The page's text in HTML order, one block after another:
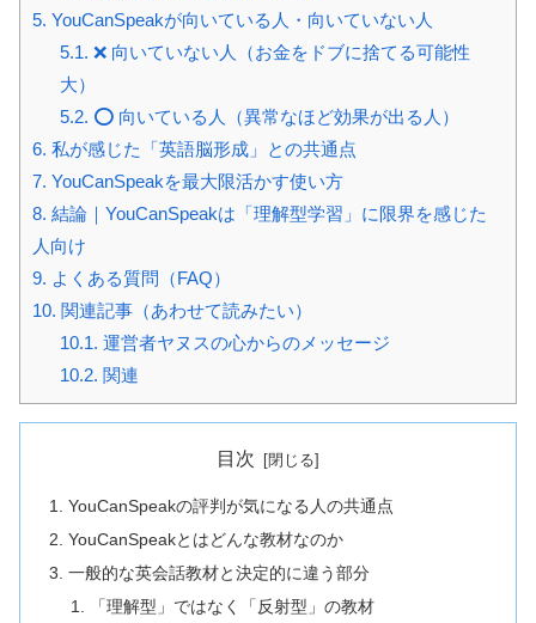
5. YouCanSpeakが向いている人・向いていない人
5.1. ❌ 向いていない人（お金をドブに捨てる可能性
大）
5.2. ⭕ 向いている人（異常なほど効果が出る人）
6. 私が感じた「英語脳形成」との共通点
7. YouCanSpeakを最大限活かす使い方
8. 結論｜YouCanSpeakは「理解型学習」に限界を感じた
人向け
9. よくある質問（FAQ）
10. 関連記事（あわせて読みたい）
10.1. 運営者ヤヌスの心からのメッセージ
10.2. 関連
目次
YouCanSpeakの評判が気になる人の共通点
YouCanSpeakとはどんな教材なのか
一般的な英会話教材と決定的に違う部分
「理解型」ではなく「反射型」の教材